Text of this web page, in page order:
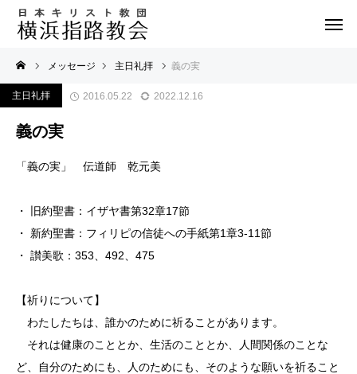
メッセージ 主日礼拝 義の実
主日礼拝 2016.05.22 2022.12.16
義の実
「義の実」 伝道師 乾元美
・ 旧約聖書：イザヤ書第32章17節
・ 新約聖書：フィリピの信徒への手紙第1章3-11節
・ 讃美歌：353、492、475
【祈りについて】
わたしたちは、誰かのために祈ることがあります。
それは健康のこととか、生活のこととか、人間関係のことな
ど、自分のためにも、人のためにも、そのような願いを祈ること